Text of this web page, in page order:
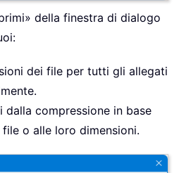
della finestra di dialogo
dei file per tutti gli allegati
dalla compressione in base
o alle loro dimensioni.